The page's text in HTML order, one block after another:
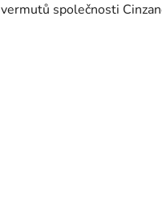
vermutů společnosti